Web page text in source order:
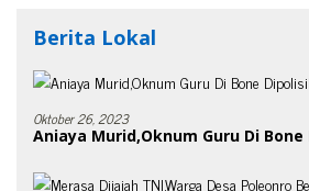
Berita Lokal
Oktober 26, 2023
Aniaya Murid,Oknum Guru Di